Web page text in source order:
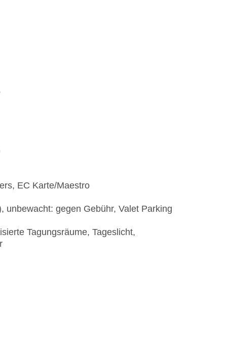
EC Karte/Maestro
unbewacht: gegen Gebühr, Valet Parking
Tagungsräume, Tageslicht,